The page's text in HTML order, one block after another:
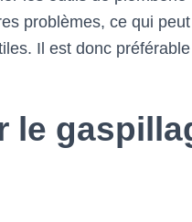
problèmes, ce qui
Il est donc
le